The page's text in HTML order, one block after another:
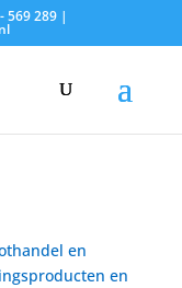
569 289 |
en
en